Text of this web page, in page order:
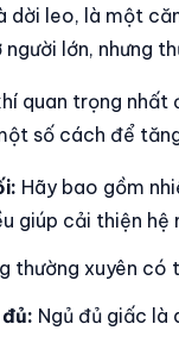
dời leo, là một
lớn, nhưng
quan trọng
số cách để
Hãy bao gồm
giúp cải thiện hệ
thường xuyên có
Ngủ đủ giấc là